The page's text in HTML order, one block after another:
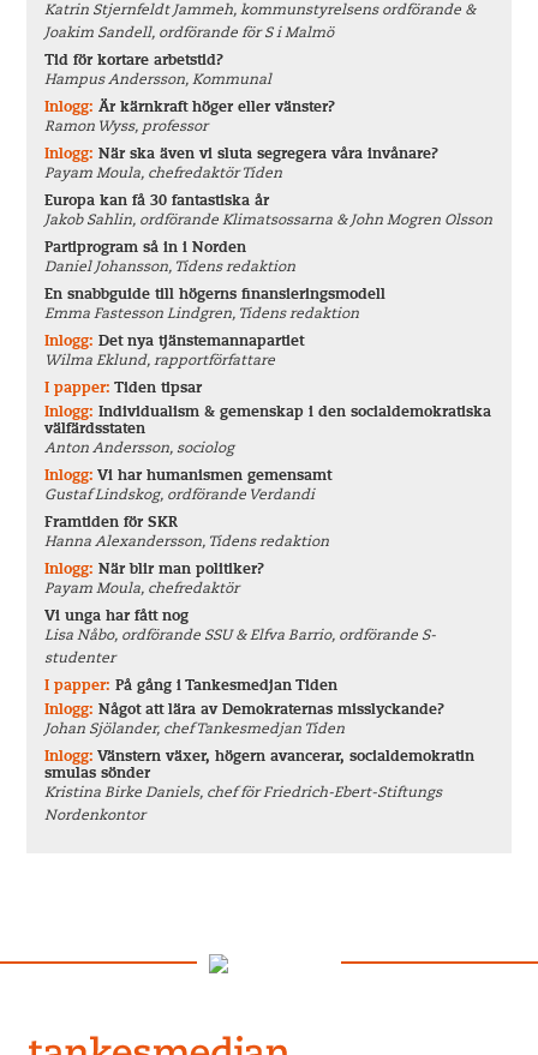
Katrin Stjernfeldt Jammeh, kommunstyrelsens ordförande &
Joakim Sandell, ordförande för S i Malmö
Tid för kortare arbetstid?
Hampus Andersson, Kommunal
Inlogg:Är kärnkraft höger eller vänster?
Ramon Wyss, professor
Inlogg:När ska även vi sluta segregera våra invånare?
Payam Moula, chefredaktör Tiden
Europa kan få 30 fantastiska år
Jakob Sahlin, ordförande Klimatsossarna & John Mogren Olsson
Partiprogram så in i Norden
Daniel Johansson, Tidens redaktion
En snabbguide till högerns finansieringsmodell
Emma Fastesson Lindgren, Tidens redaktion
Inlogg:Det nya tjänstemannapartiet
Wilma Eklund, rapportförfattare
I papper:Tiden tipsar
Inlogg:Individualism & gemenskap i den socialdemokratiska
välfärdsstaten
Anton Andersson, sociolog
Inlogg: Vi har humanismen gemensamt
Gustaf Lindskog, ordförande Verdandi
Framtiden för SKR
Hanna Alexandersson, Tidens redaktion
Inlogg:När blir man politiker?
Payam Moula, chefredaktör
Vi unga har fått nog
Lisa Nåbo, ordförande SSU & Elfva Barrio, ordförande S-
studenter
I papper:På gång i Tankesmedjan Tiden
Inlogg:Något att lära av Demokraternas misslyckande?
Johan Sjölander, chef Tankesmedjan Tiden
Inlogg: Vänstern växer, högern avancerar, socialdemokratin
smulas sönder
Kristina Birke Daniels, chef för Friedrich-Ebert-Stiftungs
Nordenkontor